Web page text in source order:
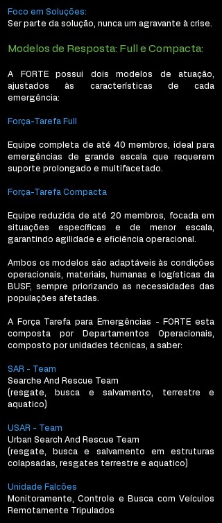
Foco em Soluções:
Ser parte da solução, nunca um agravante à crise.
Modelos de Resposta: Full e Compacta:
A FORTE possui dois modelos de atuação,
ajustados às características de cada
emergência:
Força-Tarefa Full
Equipe completa de até 40 membros, ideal para
emergências de grande escala que requerem
suporte prolongado e multifacetado.
Força-Tarefa Compacta
Equipe reduzida de até 20 membros, focada em
situações específicas e de menor escala,
garantindo agilidade e eficiência operacional.
Ambos os modelos são adaptáveis às condições
operacionais, materiais, humanas e logísticas da
BUSF, sempre priorizando as necessidades das
populações afetadas.
A Força Tarefa para Emergências - FORTE esta
composta por Departamentos Operacionais,
composto por unidades técnicas, a saber:
SAR - Team
Searche And Rescue Team
(resgate, busca e salvamento, terrestre e
aquatico)
USAR - Team
Urban Search And Rescue Team
(resgate, busca e salvamento em estruturas
colapsadas, resgates terrestre e aquatico)
Unidade Falcões
Monitoramente, Controle e Busca com Veículos
Remotamente Tripulados